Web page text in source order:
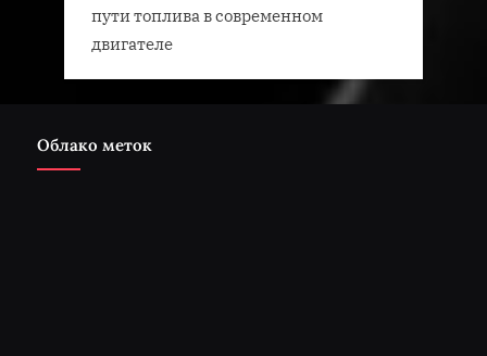
пути топлива в современном
двигателе
Облако меток